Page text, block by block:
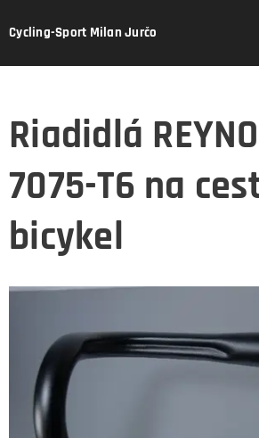
Cycling-Sport Milan Jurčo
Riadidlá
7075-T6 na
bicykel